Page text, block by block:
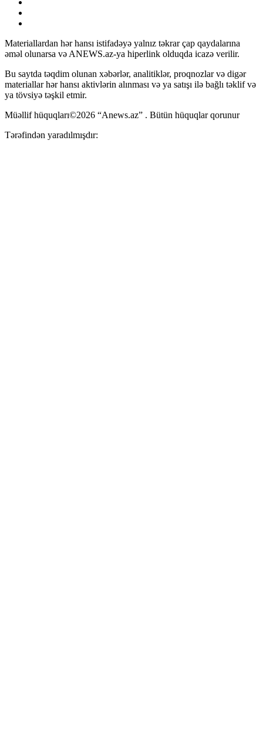
Materiallardan hər hansı istifadəyə yalnız təkrar çap qaydalarına
əməl olunarsa və ANEWS.az-ya hiperlink olduqda icazə verilir.
Bu saytda təqdim olunan xəbərlər, analitiklər, proqnozlar və digər
materiallar hər hansı aktivlərin alınması və ya satışı ilə bağlı təklif və
ya tövsiyə təşkil etmir.
Müəllif hüquqları©2026 “Anews.az” . Bütün hüquqlar qorunur
Tərəfindən yaradılmışdır: